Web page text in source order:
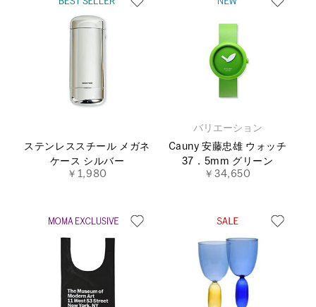
ステンレススチール メガネ
ケース シルバー
￥1,980
バリエーション
Cauny 安藤忠雄 ウォッチ
37．5mm グリーン
￥34,650